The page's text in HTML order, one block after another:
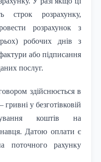
строк розрахунку,
розрахунок з
робочих днів з
або підписання
послуг.
здійснюється в
у безготівковій
коштів на
Датою оплати є
поточного рахунку